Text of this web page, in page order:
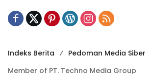
Indeks Berita
Pedoman Media Siber
Member of PT. Techno Media Group